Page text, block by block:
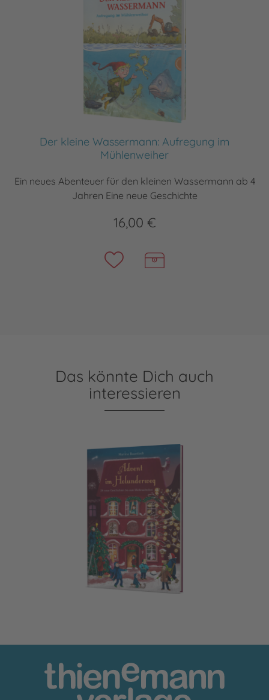
Der kleine Wassermann: Aufregung im
Mühlenweiher
Ein neues Abenteuer für den kleinen Wassermann ab 4
Jahren Eine neue Geschichte
16,00 €
Das könnte Dich auch
interessieren
Holunderweg: Advent im Holunderweg